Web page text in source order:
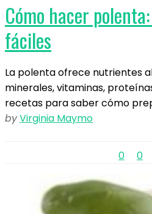
Cómo hacer
fáciles
La polenta ofrece nutrientes
minerales, vitaminas,
recetas para saber cómo
byVirginia Maymo
0 0